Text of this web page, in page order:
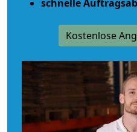
schnelle
Kostenlose